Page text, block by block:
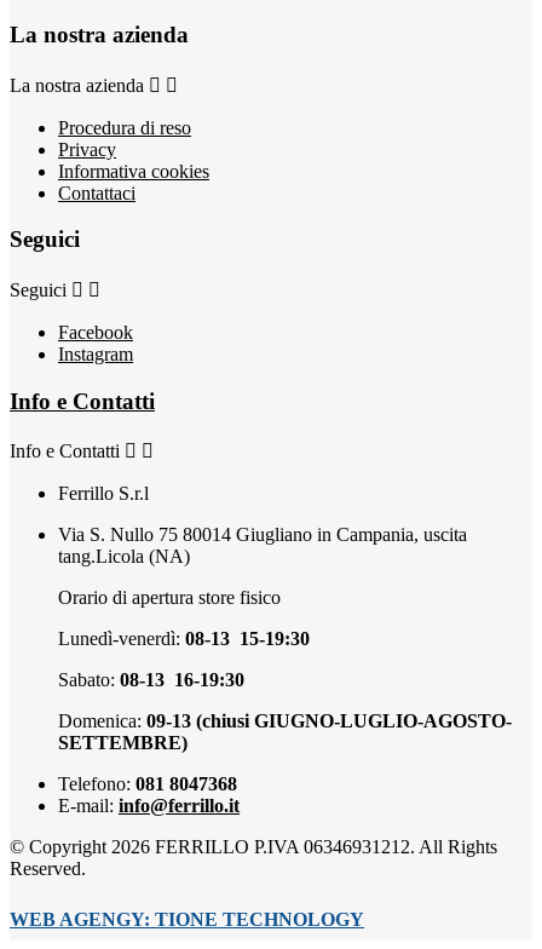
La nostra azienda
La nostra azienda  
Procedura di reso
Privacy
Informativa cookies
Contattaci
Seguici
Seguici  
Facebook
Instagram
Info e Contatti
Info e Contatti  
Ferrillo S.r.l
Via S. Nullo 75 80014 Giugliano in Campania, uscita
tang.Licola (NA)
Orario di apertura store fisico
Lunedì-venerdì: 08-13 15-19:30
Sabato: 08-13 16-19:30
Domenica: 09-13 (chiusi GIUGNO-LUGLIO-AGOSTO-
SETTEMBRE)
Telefono: 081 8047368
E-mail: info@ferrillo.it
© Copyright 2026 FERRILLO P.IVA 06346931212. All Rights
Reserved.
WEB AGENGY: TIONE TECHNOLOGY